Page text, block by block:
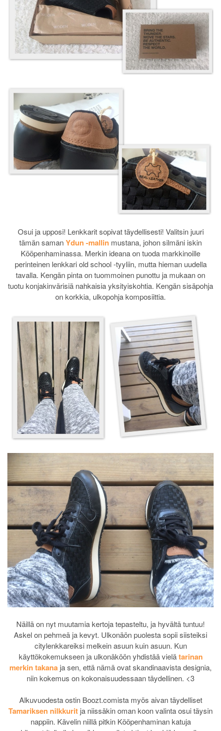
Osui ja upposi! Lenkkarit sopivat täydellisesti! Valitsin juuri
tämän samanYdun -mallin mustana, johon silmäni iskin
Kööpenhaminassa. Merkin ideana on tuoda markkinoille
perinteinen lenkkari old school -tyyliin, mutta hieman uudella
tavalla. Kengän pinta on tuommoinen punottu ja mukaan on
tuotu konjakinvärisiä nahkaisia yksityiskohtia. Kengän sisäpohja
on korkkia, ulkopohja komposiittia.
Näillä on nyt muutamia kertoja tepasteltu, ja hyvältä tuntuu!
Askel on pehmeä ja kevyt. Ulkonäön puolesta sopii siisteiksi
citylenkkareiksi melkein asuun kuin asuun. Kun
käyttökokemukseen ja ulkonäköön yhdistää vielätarinan
merkin takana ja sen, että nämä ovat skandinaavista designia,
niin kokemus on kokonaisuudessaan täydellinen. <3
Alkuvuodesta ostin Boozt.comista myös aivan täydelliset
Tamariksen nilkkurit ja niissäkin oman koon valinta osui täysin
nappiin. Kävelin niillä pitkin Kööpenhaminan katuja